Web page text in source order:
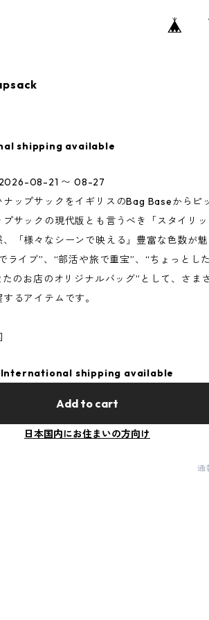
shipping available
08-21 〜 08-27
ップサックをイギリスのBag Baseからピ
サックの現代版とも言うべき「スタイリ
「様々なシーンで映える」豊富な色数が
ライブ”、“部活や旅で重宝”、“ちょっとし
たのお店のオリジナルバッグ”として、さま
るアイテムです。
International shipping available
Add to cart
日本国内にお住まいの方向け
通